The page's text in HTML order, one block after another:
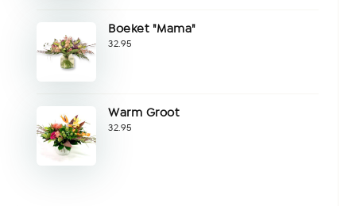
Boeket "Mama"
32.95
Warm Groot
32.95